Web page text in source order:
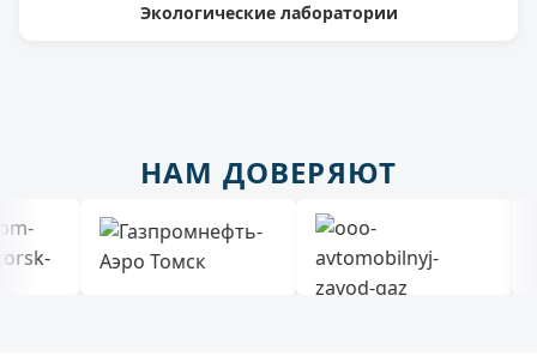
Экологические лаборатории
НАМ ДОВЕРЯЮТ